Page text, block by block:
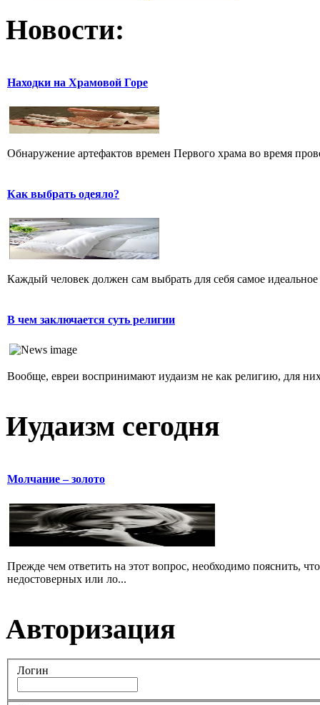
Новости:
Находки на Храмовой Горе
Обнаружение артефактов времен Первого храма во время
Как выбрать одеяло?
Каждый человек должен сам выбрать для себя самое
В чем заключается суть религии
Вообще, евреи воспринимают иудаизм не как религию, для
Иудаизм сегодня
Молчание – золото
Прежде чем ответить на этот вопрос, необходимо пояснить,
недостоверных или ло...
Авторизация
Логин